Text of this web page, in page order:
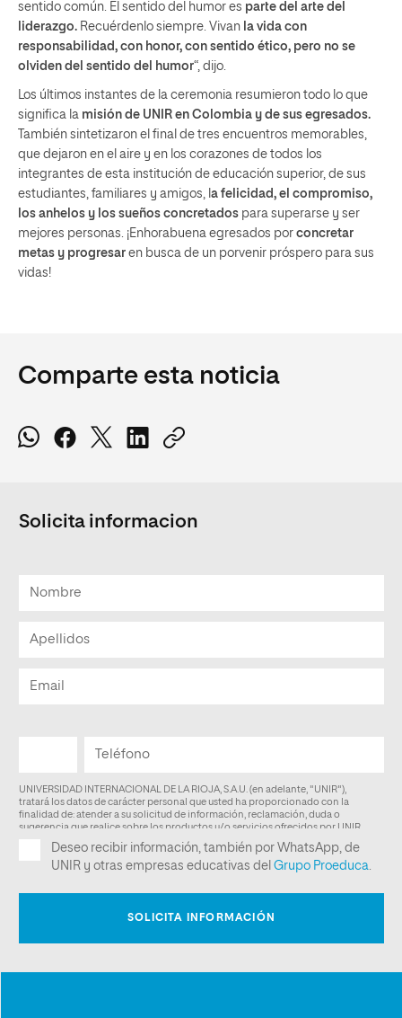
sentido común. El sentido del humor es parte del arte del
liderazgo. Recuérdenlo siempre. Vivan la vida con
responsabilidad, con honor, con sentido ético, pero no se
olviden del sentido del humor“, dijo.
Los últimos instantes de la ceremonia resumieron todo lo que
significa la misión de UNIR en Colombia y de sus egresados.
También sintetizaron el final de tres encuentros memorables,
que dejaron en el aire y en los corazones de todos los
integrantes de esta institución de educación superior, de sus
estudiantes, familiares y amigos, l a felicidad, el compromiso,
los anhelos y los sueños concretados para superarse y ser
mejores personas. ¡Enhorabuena egresados por concretar
metas y progresar en busca de un porvenir próspero para sus
vidas!
Comparte esta noticia
Solicita informacion